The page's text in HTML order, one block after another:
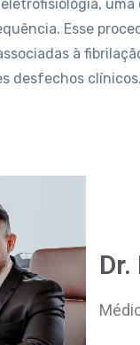
Esse
à
desfechos clínicos.